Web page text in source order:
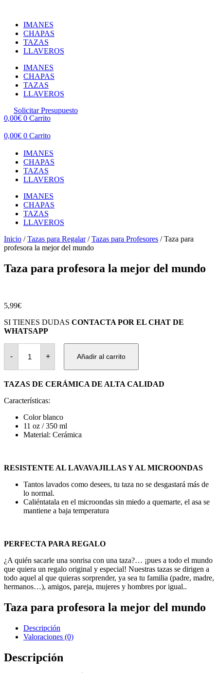
contenidoIMANES
CHAPAS
TAZAS
LLAVEROS
IMANES
CHAPAS
TAZAS
LLAVEROS
Solicitar Presupuesto
0,00€ 0 Carrito
0,00€ 0 Carrito
IMANES
CHAPAS
TAZAS
LLAVEROS
IMANES
CHAPAS
TAZAS
LLAVEROS
Inicio /Tazas para Regalar/Tazas para Profesores / Taza para
profesora la mejor del mundo
Taza para profesora la mejor del mundo
5,99€
SI TIENES DUDAS CONTACTA POR EL CHAT DE
WHATSAPP
-
Taza
para
profesora
la
del
cantidad
+ Añadir al carrito
TAZAS DE CERÁMICA DE ALTA CALIDAD
Características:
Color blanco
11 oz / 350 ml
Material: Cerámica
RESISTENTE AL LAVAVAJILLAS Y AL MICROONDAS
Tantos lavados como desees, tu taza no se desgastará más de
lo normal.
Caliéntatala en el microondas sin miedo a quemarte, el asa se
mantiene a baja temperatura
PERFECTA PARA REGALO
¿A quién sacarle una sonrisa con una taza?… ¡pues a todo el mundo
que quiera un regalo original y especial! Nuestras tazas se dirigen a
todo aquel al que quieras sorprender, ya sea tu familia (padre, madre,
hermanos…), amigos, pareja, mujeres y hombres por igual..
Taza para profesora la mejor del mundo
Descripción
Valoraciones (0)
Descripción